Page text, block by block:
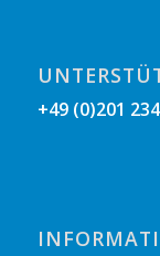
+49 (0)201